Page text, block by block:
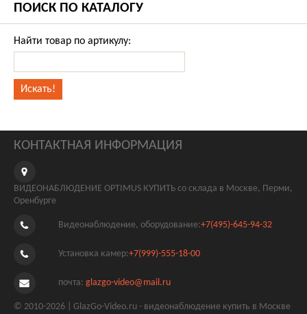
ПОИСК ПО КАТАЛОГУ
Найти товар по артикулу:
КОНТАКТНАЯ ИНФОРМАЦИЯ
ВИДЕОНАБЛЮДЕНИЕ OPTIMUS КУПИТЬ со склада в Москве, Перми,
Оренбурге
Видеонаблюдение, оборудование:+7(495)-645-94-32
Установка камер:+7(999)-555-18-00
почта: glazgo-video@mail.ru
© 2010-2026 | GlazGo-Video.ru - видеонаблюдение купить в Москве